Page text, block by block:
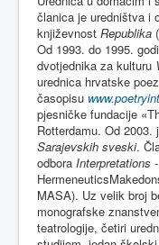
članica je uredništva i
književnost Republika
Od 1993. do 1995.
dvotjednika za kulturu
urednica hrvatske
časopisu
pjesničke fundacije
Rotterdamu. Od 2003.
Sarajevskih sveski.
odbora Interpretations -
MASA). Uz velik broj
monografske
teatrologije, četiri